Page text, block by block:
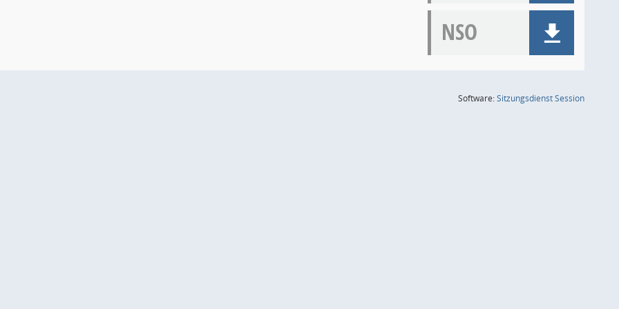
NSO
Software:SitzungsdienstSession(Wird in